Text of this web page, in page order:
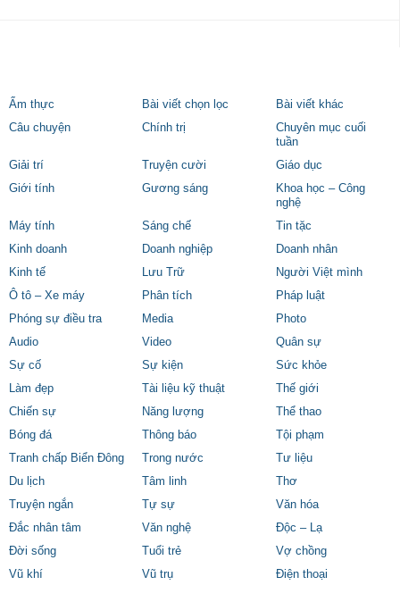
Ẩm thực Bài viết chọn lọc
Bài viết khác
Câu chuyện
Chính trị
Chuyên mục cuối
tuần
Giải trí
Truyện cười
Giáo dục
Giới tính
Gương sáng
Khoa học – Công
nghệ
Máy tính
Sáng chế
Tin tặc
Kinh doanh
Doanh nghiệp
Doanh nhân
Kinh tế
Lưu Trữ
Người Việt mình
Ô tô – Xe máy
Phân tích
Pháp luật
Phóng sự điều tra
Media
Photo
Audio
Video
Quân sự
Sự cố
Sự kiện
Sức khỏe
Làm đẹp
Tài liệu kỹ thuật
Thế giới
Chiến sự
Năng lượng
Thể thao
Bóng đá
Thông báo
Tội phạm
Tranh chấp Biển Đông
Trong nước
Tư liệu
Du lịch
Tâm linh
Thơ
Truyện ngắn
Tự sự
Văn hóa
Đắc nhân tâm
Văn nghệ
Độc – Lạ
Đời sống
Tuổi trẻ
Vợ chồng
Vũ khí
Vũ trụ Điện thoại